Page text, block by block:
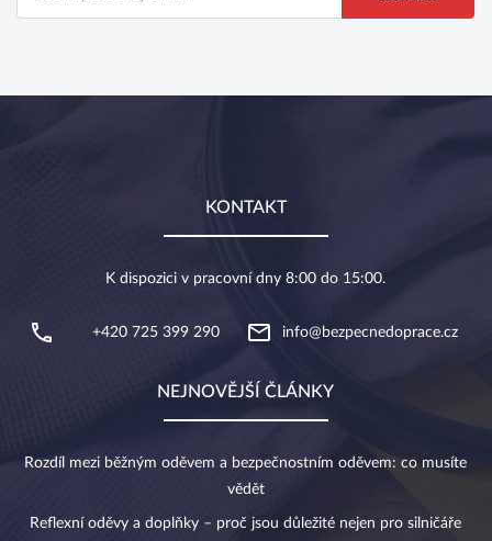
KONTAKT
K dispozici v pracovní dny 8:00 do 15:00.
+420 725 399 290 info@bezpecnedoprace.cz
NEJNOVĚJŠÍ ČLÁNKY
Rozdíl mezi běžným oděvem a bezpečnostním oděvem: co musíte
vědět
Reflexní oděvy a doplňky – proč jsou důležité nejen pro silničáře